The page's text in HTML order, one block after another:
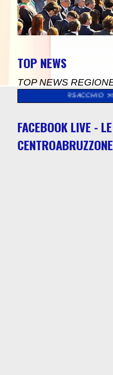
TOP NEWS
TOP NEWS
PRESSO IL
FACEBOOK LIVE -